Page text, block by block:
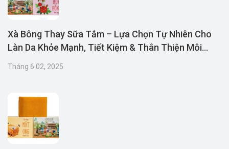
Xà Bông Thay Sữa Tắm – Lựa Chọn Tự Nhiên Cho
Làn Da Khỏe Mạnh, Tiết Kiệm & Thân Thiện Môi
Tháng 6 02, 2025